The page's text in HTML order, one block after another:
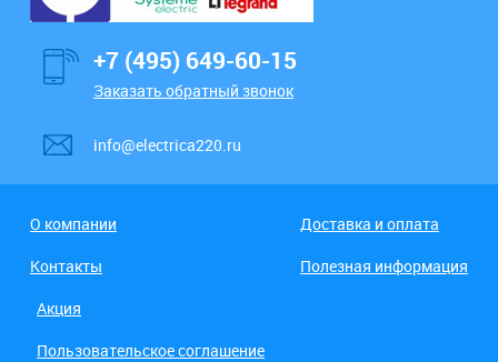
+7 (495) 649-60-15
Заказать обратный звонок
info@electrica220.ru
О компании
Доставка и оплата
Контакты
Полезная информация
Акция
Пользовательское соглашение